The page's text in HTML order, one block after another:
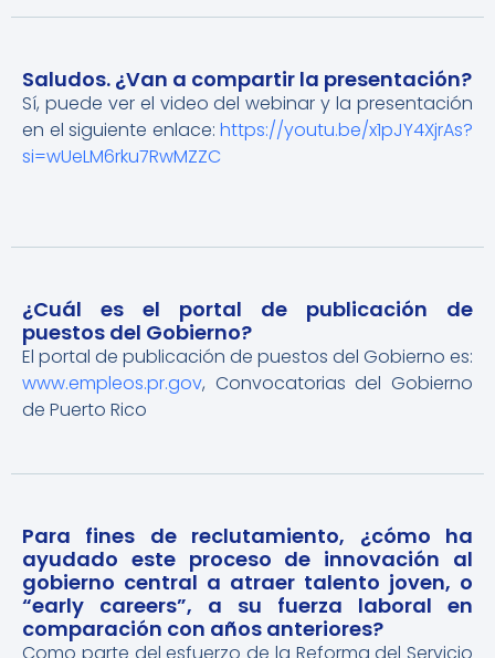
Saludos. ¿Van a compartir la presentación?
Sí, puede ver el video del webinar y la presentación
en el siguiente enlace: https://youtu.be/x1pJY4XjrAs?
si=wUeLM6rku7RwMZZC
¿Cuál es el portal de publicación de
puestos del Gobierno?
El portal de publicación de puestos del Gobierno es:
www.empleos.pr.gov, Convocatorias del Gobierno
de Puerto Rico
Para fines de reclutamiento, ¿cómo ha
ayudado este proceso de innovación al
gobierno central a atraer talento joven, o
“early careers”, a su fuerza laboral en
comparación con años anteriores?